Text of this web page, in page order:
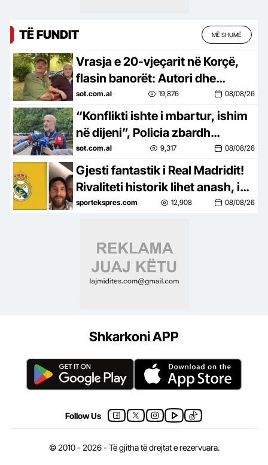
TË FUNDIT MË SHUMË
Vrasja e 20-vjeçarit në Korçë,
flasin banorët: Autori dhe
viktima s’janë të lagjes, nuk i
njohim
sot.com.al 19,876 08/08/26
“Konflikti ishte i mbartur, ishim
në dijeni”, Policia zbardh
dinamikën: Ja ku u pa autori për
herë të fundit
sot.com.al 9,317 08/08/26
Gjesti fantastik i Real Madridit!
Rivaliteti historik lihet anash, i
shkruajnë mesazhin Lionel
sportekspres.com 12,908 08/08/26
Shkarkoni APP
Follow Us
© 2010 - 2026 - Të gjitha të drejtat e rezervuara.